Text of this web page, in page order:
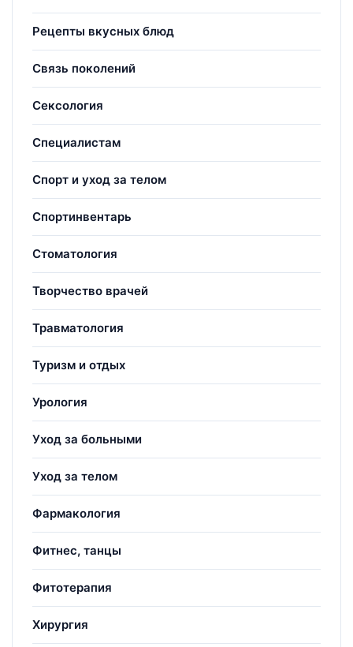
Рецепты вкусных блюд
Связь поколений
Сексология
Специалистам
Спорт и уход за телом
Спортинвентарь
Стоматология
Творчество врачей
Травматология
Туризм и отдых
Урология
Уход за больными
Уход за телом
Фармакология
Фитнес, танцы
Фитотерапия
Хирургия